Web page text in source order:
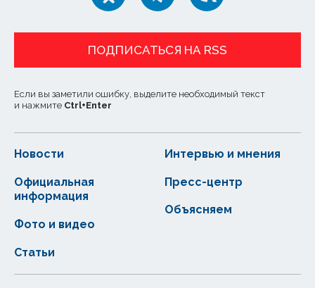
ПОДПИСАТЬСЯ НА RSS
Если вы заметили ошибку, выделите необходимый текст
и нажмите Ctrl+Enter
Новости
Статьи
Официальная
информация
Интервью и мнения
Фото и видео
Пресс-центр
Объясняем